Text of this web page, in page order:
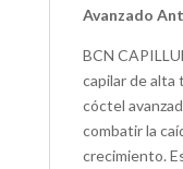
Avanzado
BCN
capilar de alta
cóctel
combatir la
crecimiento.